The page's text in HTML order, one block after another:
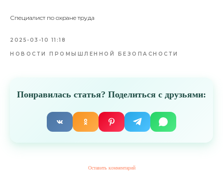
Специалист по охране труда
2025-03-10 11:18
НОВОСТИ ПРОМЫШЛЕННОЙ БЕЗОПАСНОСТИ
Понравилась статья? Поделиться с друзьями:
Оставить комментарий